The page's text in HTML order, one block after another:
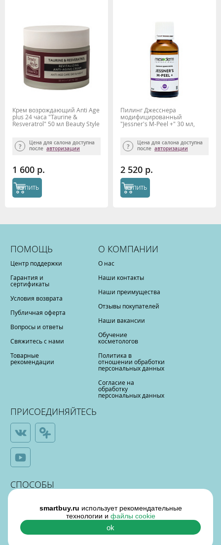
Крем возрождающий Anti Age
plus 24 часа "Taurine &
Resveratrol" 50 мл Beauty Style
Цена для салона доступна
после авторизации
1 600 р.
КУПИТЬ
Пилинг Джесснера
модифицированный
"Jessner's M-Peel +" 30 мл,
Цена для салона доступна
после авторизации
2 520 р.
КУПИТЬ
ПОМОЩЬ
Центр поддержки
Гарантия и
сертификаты
Условия возврата
Публичная оферта
Вопросы и ответы
Свяжитесь с нами
Товарные
рекомендации
О КОМПАНИИ
О нас
Наши контакты
Наши преимущества
Отзывы покупателей
Наши вакансии
Обучение
косметологов
Политика в
отношении обработки
персональных данных
Согласие на
обработку
персональных данных
ПРИСОЕДИНЯЙТЕСЬ
СПОСОБЫ
ОПЛАТЫ
smartbuy.ru использует рекомендательные
технологии и файлы cookie
ok